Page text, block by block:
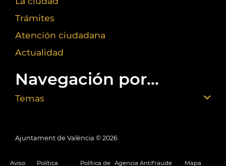
Trámites
Atención ciudadana
Actualidad
Navegación por...
Temas
Ajuntament de València © 2026
Aviso Política Política de Agencia Antifraude Mapa